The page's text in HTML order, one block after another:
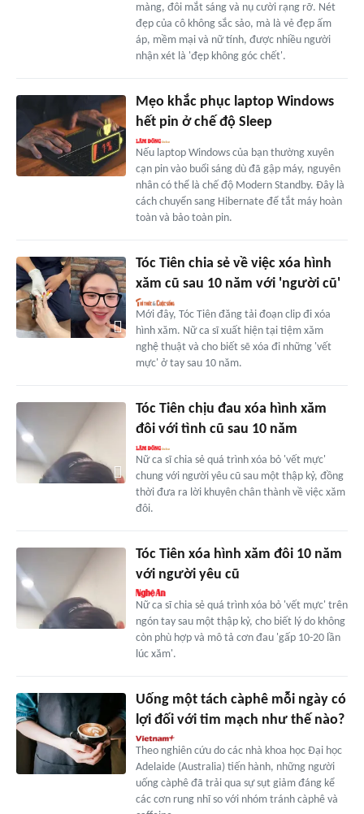
màng, đôi mắt sáng và nụ cười rạng rỡ. Nét
đẹp của cô không sắc sảo, mà là vẻ đẹp ấm
áp, mềm mại và nữ tính, được nhiều người
nhận xét là 'đẹp không góc chết'.
Mẹo khắc phục laptop Windows
hết pin ở chế độ Sleep
Nếu laptop Windows của bạn thường xuyên
cạn pin vào buổi sáng dù đã gập máy, nguyên
nhân có thể là chế độ Modern Standby. Đây là
cách chuyển sang Hibernate để tắt máy hoàn
toàn và bảo toàn pin.
Tóc Tiên chia sẻ về việc xóa hình
xăm cũ sau 10 năm với 'người cũ'
Mới đây, Tóc Tiên đăng tải đoạn clip đi xóa
hình xăm. Nữ ca sĩ xuất hiện tại tiệm xăm
nghệ thuật và cho biết sẽ xóa đi những 'vết
mực' ở tay sau 10 năm.
Tóc Tiên chịu đau xóa hình xăm
đôi với tình cũ sau 10 năm
Nữ ca sĩ chia sẻ quá trình xóa bỏ 'vết mực'
chung với người yêu cũ sau một thập kỷ, đồng
thời đưa ra lời khuyên chân thành về việc xăm
đôi.
Tóc Tiên xóa hình xăm đôi 10 năm
với người yêu cũ
Nữ ca sĩ chia sẻ quá trình xóa bỏ 'vết mực' trên
ngón tay sau một thập kỷ, cho biết lý do không
còn phù hợp và mô tả cơn đau 'gấp 10-20 lần
lúc xăm'.
Uống một tách càphê mỗi ngày có
lợi đối với tim mạch như thế nào?
Theo nghiên cứu do các nhà khoa học Đại học
Adelaide (Australia) tiến hành, những người
uống càphê đã trải qua sự sụt giảm đáng kể
các cơn rung nhĩ so với nhóm tránh càphê và